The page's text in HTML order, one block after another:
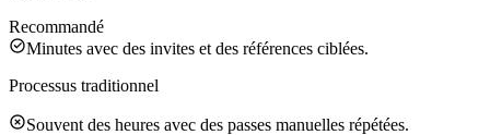
Recommandé
Minutes avec des invites et des références ciblées.
Processus traditionnel
Souvent des heures avec des passes manuelles répétées.